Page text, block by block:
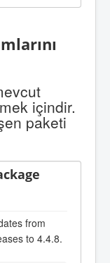
içindir.
paketi
from
to 4.4.8.